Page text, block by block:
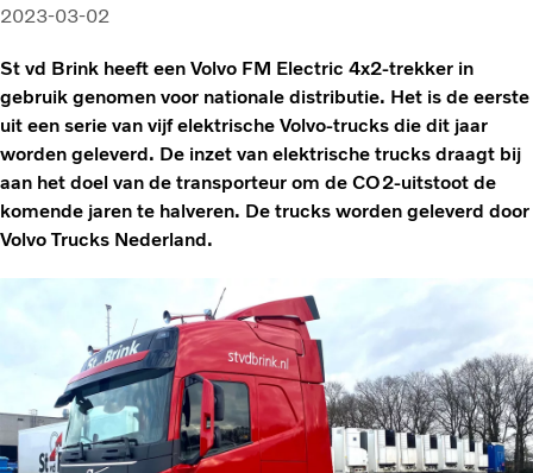
Nieuws
2023-03-02
St vd Brink heeft een Volvo FM Electric 4x2-trekker in
gebruik genomen voor nationale distributie. Het is de eerste
uit een serie van vijf elektrische Volvo-trucks die dit jaar
worden geleverd. De inzet van elektrische trucks draagt bij
aan het doel van de transporteur om de CO2-uitstoot de
komende jaren te halveren. De trucks worden geleverd door
Volvo Trucks Nederland.